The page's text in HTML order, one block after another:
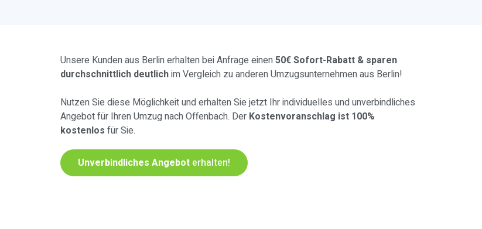
Unsere Kunden aus Berlin erhalten bei Anfrage einen50€ Sofort-Rabatt & sparen
durchschnittlich deutlichim Vergleich zu anderen Umzugsunternehmen aus Berlin!
Nutzen Sie diese Möglichkeit und erhalten Sie jetzt Ihr individuelles und unverbindliches
Angebot für Ihren Umzug nach Offenbach. Der Kostenvoranschlag ist 100%
kostenlos für Sie.
Unverbindliches Angebot erhalten!